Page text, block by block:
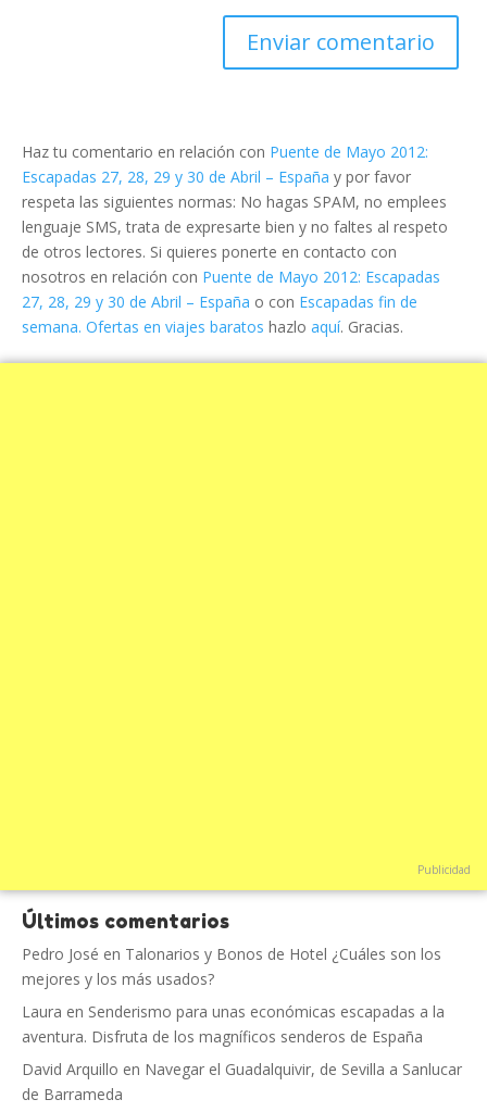
Haz tu comentario en relación con Puente de Mayo 2012:
Escapadas 27, 28, 29 y 30 de Abril – España y por favor
respeta las siguientes normas: No hagas SPAM, no emplees
lenguaje SMS, trata de expresarte bien y no faltes al respeto
de otros lectores. Si quieres ponerte en contacto con
nosotros en relación con Puente de Mayo 2012: Escapadas
27, 28, 29 y 30 de Abril – España o con Escapadas fin de
semana. Ofertas en viajes baratos hazlo aquí. Gracias.
Publicidad
Últimos comentarios
Pedro José en Talonarios y Bonos de Hotel ¿Cuáles son los
mejores y los más usados?
Laura en Senderismo para unas económicas escapadas a la
aventura. Disfruta de los magníficos senderos de España
David Arquillo en Navegar el Guadalquivir, de Sevilla a Sanlucar
de Barrameda